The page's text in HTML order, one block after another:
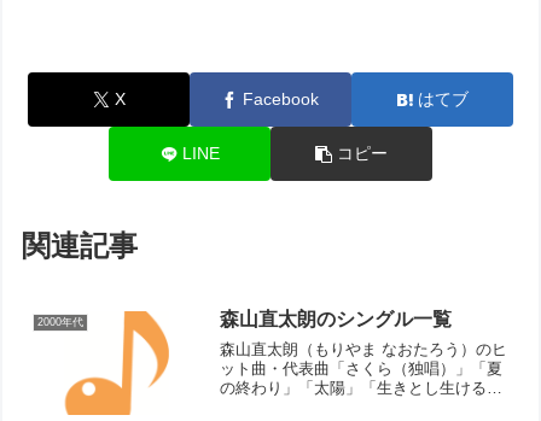
X Facebook はてブ
LINE コピー
関連記事
2000年代 森山直太朗のシングル一覧
森山直太朗（もりやま なおたろう）のヒ
ット曲・代表曲「さくら（独唱）」「夏
の終わり」「太陽」「生きとし生ける物